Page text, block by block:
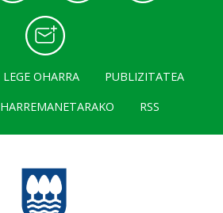
LEGE OHARRA
PUBLIZITATEA
HARREMANETARAKO RSS